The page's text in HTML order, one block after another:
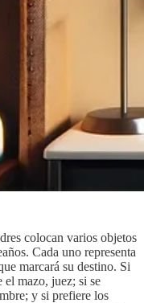
colocan varios objetos
Cada uno representa
marcará su destino. Si
el mazo, juez; si se
y si prefiere los